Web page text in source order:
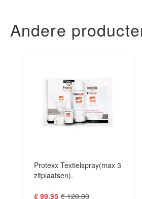
Andere
Protexx Textielspray(max 3
zitplaatsen).
€ 99,95 € 120,00